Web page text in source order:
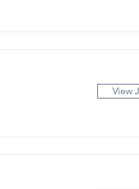
View